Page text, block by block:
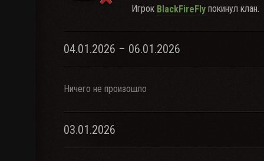
Игрок BlackFireFly покинул клан.
04.01.2026 – 06.01.2026
Ничего не произошло
03.01.2026